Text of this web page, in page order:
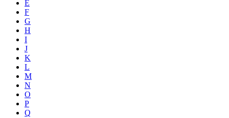
E
F
G
H
I
J
K
L
M
N
O
P
Q